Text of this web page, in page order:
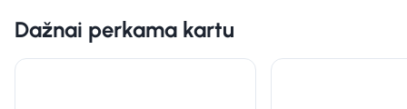
Dažnai perkama kartu